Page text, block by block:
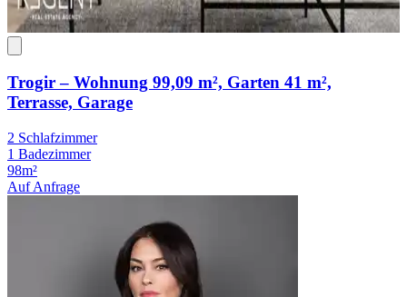
Trogir – Wohnung 99,09 m², Garten 41 m²,
Terrasse, Garage
2 Schlafzimmer
1 Badezimmer
98m²
Auf Anfrage